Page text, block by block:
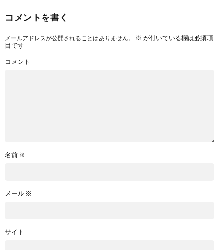
コメントを書く
メールアドレスが公開されることはありません。 ※ が付いている欄は必須項
目です
コメント
名前 ※
メール ※
サイト